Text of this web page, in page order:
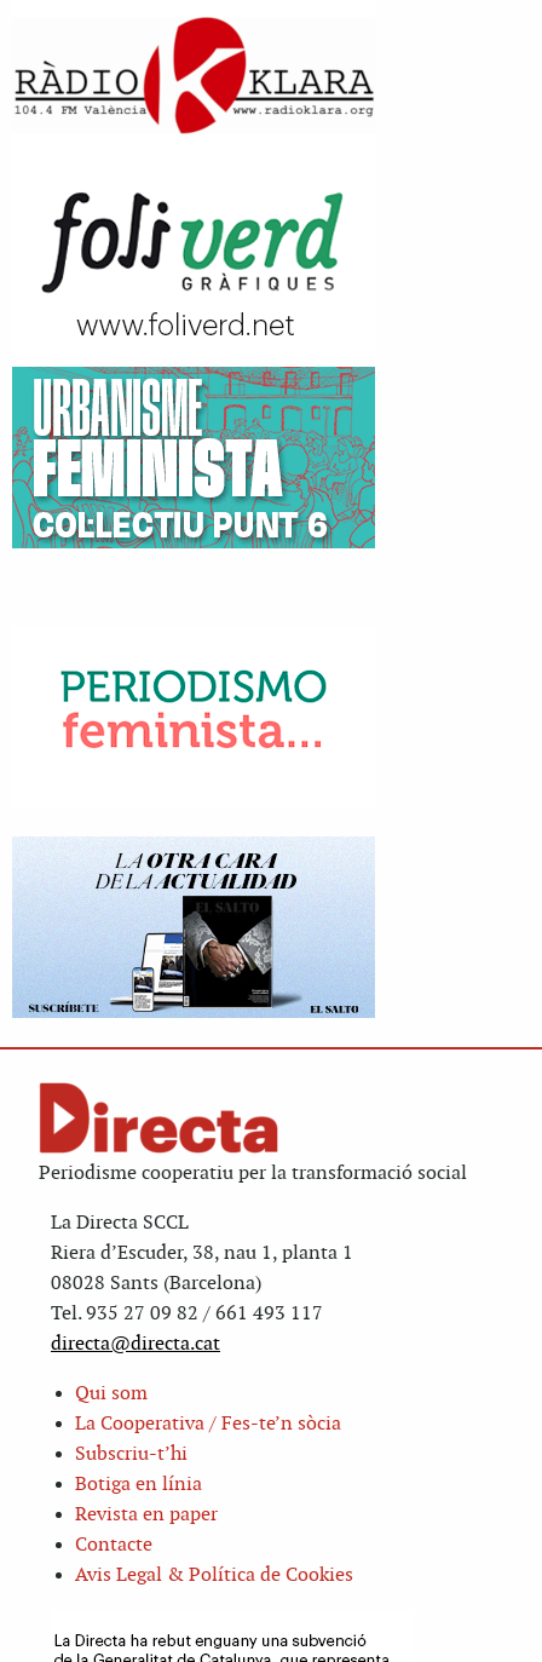
Periodisme cooperatiu per la transformació social
La Directa SCCL
Riera d’Escuder, 38, nau 1, planta 1
08028 Sants (Barcelona)
Tel. 935 27 09 82 / 661 493 117
directa@directa.cat
Qui som
La Cooperativa / Fes-te’n sòcia
Subscriu-t’hi
Botiga en línia
Revista en paper
Contacte
Avis Legal & Política de Cookies